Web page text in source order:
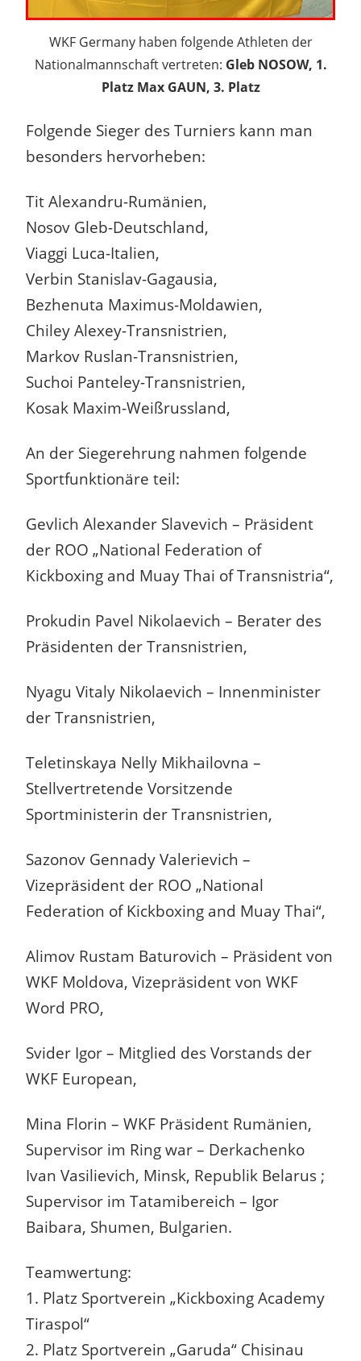
WKF Germany haben folgende Athleten der
Nationalmannschaft vertreten: Gleb NOSOW, 1.
Platz Max GAUN, 3. Platz
Folgende Sieger des Turniers kann man
besonders hervorheben:
Tit Alexandru-Rumänien,
Nosov Gleb-Deutschland,
Viaggi Luca-Italien,
Verbin Stanislav-Gagausia,
Bezhenuta Maximus-Moldawien,
Chiley Alexey-Transnistrien,
Markov Ruslan-Transnistrien,
Suchoi Panteley-Transnistrien,
Kosak Maxim-Weißrussland,
An der Siegerehrung nahmen folgende
Sportfunktionäre teil:
Gevlich Alexander Slavevich – Präsident
der ROO „National Federation of
Kickboxing and Muay Thai of Transnistria“,
Prokudin Pavel Nikolaevich – Berater des
Präsidenten der Transnistrien,
Nyagu Vitaly Nikolaevich – Innenminister
der Transnistrien,
Teletinskaya Nelly Mikhailovna –
Stellvertretende Vorsitzende
Sportministerin der Transnistrien,
Sazonov Gennady Valerievich –
Vizepräsident der ROO „National
Federation of Kickboxing and Muay Thai“,
Alimov Rustam Baturovich – Präsident von
WKF Moldova, Vizepräsident von WKF
Word PRO,
Svider Igor – Mitglied des Vorstands der
WKF European,
Mina Florin – WKF Präsident Rumänien,
Supervisor im Ring war – Derkachenko
Ivan Vasilievich, Minsk, Republik Belarus ;
Supervisor im Tatamibereich – Igor
Baibara, Shumen, Bulgarien.
Teamwertung:
1. Platz Sportverein „Kickboxing Academy
Tiraspol“
2. Platz Sportverein „Garuda“ Chisinau